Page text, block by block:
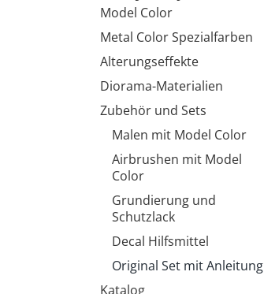
Model Color
Metal Color Spezialfarben
Alterungseffekte
Diorama-Materialien
Zubehör und Sets
Malen mit Model Color
Airbrushen mit Model
Color
Grundierung und
Schutzlack
Decal Hilfsmittel
Original Set mit Anleitung
Katalog